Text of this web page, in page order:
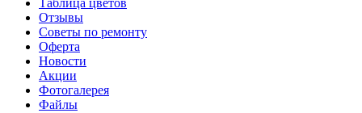
Таблица цветов
Отзывы
Советы по ремонту
Оферта
Новости
Акции
Фотогалерея
Файлы